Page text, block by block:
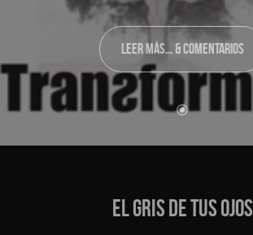
LEER MÁS... & COMENTARIOS
EL GRIS DE TUS OJOS